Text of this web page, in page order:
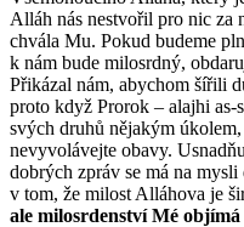
Alláh nás nestvořil pro nic za
chvála Mu. Pokud budeme
k nám bude milosrdný,
Přikázal nám, abychom šířili
proto když Prorok – alajhi as-
svých druhů nějakým
nevyvolávejte obavy.
dobrých zpráv se má na
v tom, že milost Alláhova je
ale milosrdenství Mé objímá